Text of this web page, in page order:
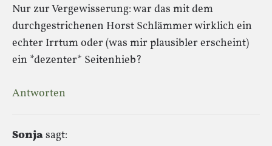
Nur zur Vergewisserung: war das mit dem
durchgestrichenen Horst Schlämmer wirklich ein
echter Irrtum oder (was mir plausibler erscheint)
ein *dezenter* Seitenhieb?
Antworten
Sonjasagt: